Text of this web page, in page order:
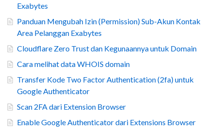
Exabytes
Panduan Mengubah Izin (Permission) Sub-Akun Kontak
Area Pelanggan Exabytes
Cloudflare Zero Trust dan Kegunaannya untuk Domain
Cara melihat data WHOIS domain
Transfer Kode Two Factor Authentication (2fa) untuk
Google Authenticator
Scan 2FA dari Extension Browser
Enable Google Authenticator dari Extensions Browser